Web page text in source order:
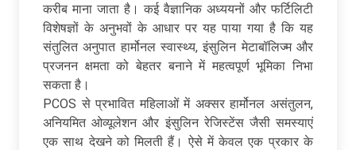
करीब माना जाता है। कई वैज्ञानिक अध्ययनों और फर्टिलिटी
विशेषज्ञों के अनुभवों के आधार पर यह पाया गया है कि यह
संतुलित अनुपात हार्मोनल स्वास्थ्य, इंसुलिन मेटाबॉलिज्म और
प्रजनन क्षमता को बेहतर बनाने में महत्वपूर्ण भूमिका निभा
सकता है।
PCOS से प्रभावित महिलाओं में अक्सर हार्मोनल असंतुलन,
अनियमित ओव्यूलेशन और इंसुलिन रेजिस्टेंस जैसी समस्याएं
एक साथ देखने को मिलती हैं। ऐसे में केवल एक प्रकार के